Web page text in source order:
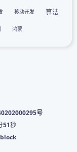
移动开发 算法
鸿蒙
号
51秒